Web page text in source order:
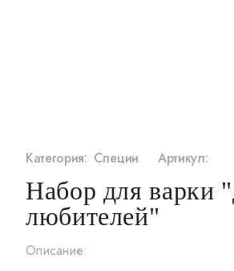
Категория: Специи Артикул:
Набор для варки
любителей"
Описание: